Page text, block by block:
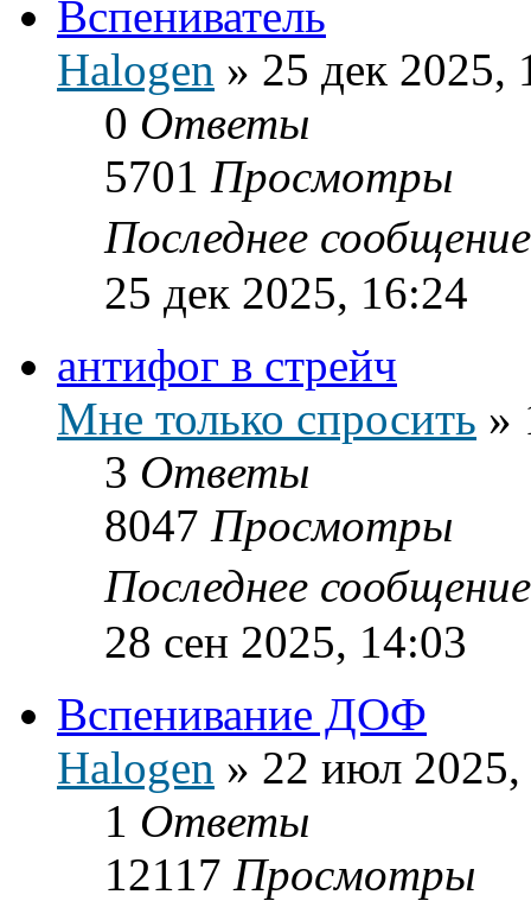
Вспениватель
Halogen » 25 дек 2025,
0 Ответы
5701 Просмотры
Последнее
25 дек 2025, 16:24
антифог в стрейч
Мне только спросить »
3 Ответы
8047 Просмотры
Последнее
28 сен 2025, 14:03
Вспенивание ДОФ
Halogen » 22 июл 2025,
1 Ответы
12117 Просмотры